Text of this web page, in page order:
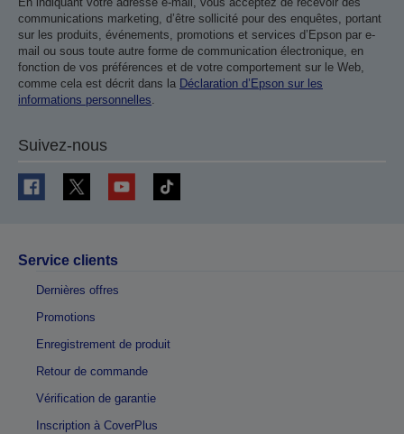
communications marketing, d’être sollicité pour des enquêtes, portant
sur les produits, événements, promotions et services d’Epson par e-
mail ou sous toute autre forme de communication électronique, en
fonction de vos préférences et de votre comportement sur le Web,
comme cela est décrit dans la Déclaration d’Epson sur les
informations personnelles.
Suivez-nous
Service clients
Dernières offres
Promotions
Enregistrement de produit
Retour de commande
Vérification de garantie
Inscription à CoverPlus